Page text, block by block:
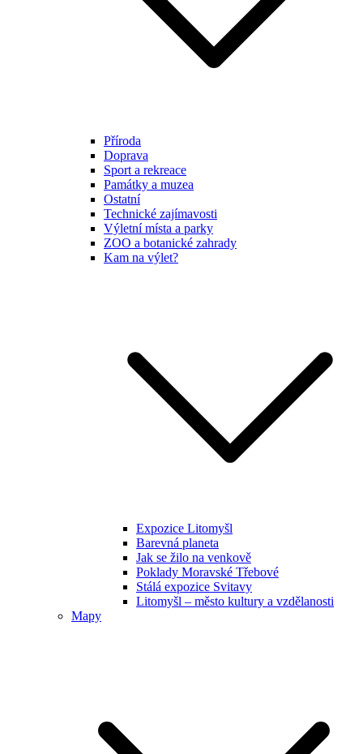
Příroda
Doprava
Sport a rekreace
Památky a muzea
Ostatní
Technické zajímavosti
Výletní místa a parky
ZOO a botanické zahrady
Kam na výlet?
Expozice Litomyšl
Barevná planeta
Jak se žilo na venkově
Poklady Moravské Třebové
Stálá expozice Svitavy
Litomyšl – město kultury a vzdělanosti
Mapy